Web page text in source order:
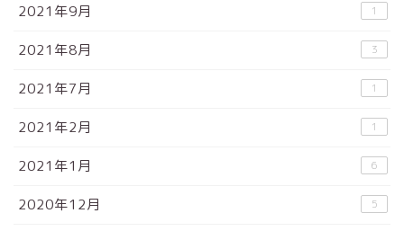
2021年9月 1
2021年8月 3
2021年7月 1
2021年2月 1
2021年1月 6
2020年12月 5